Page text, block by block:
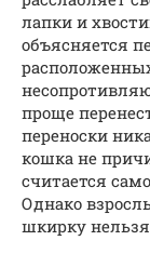
лапки и
объясняется
проще
переноски
кошка не
считается
Однако
шкирку